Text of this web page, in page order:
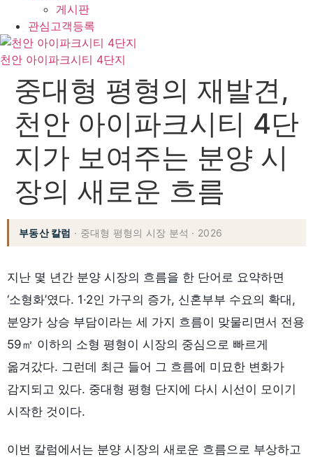
게시판
관심고객등록
천안 아이파크시티 4단지
중대형 평형의 재발견,
천안 아이파크시티 4단
지가 보여주는 분양 시
장의 새로운 흐름
부동산 칼럼 · 중대형 평형의 시장 분석 · 2026
지난 몇 년간 분양 시장의 흐름을 한 단어로 요약하면
‘소형화’였다. 1·2인 가구의 증가, 신혼부부 수요의 확대,
분양가 상승 부담이라는 세 가지 흐름이 맞물리면서 전용
59㎡ 이하의 소형 평형이 시장의 중심으로 빠르게
옮겨갔다. 그런데 최근 들어 그 흐름에 미묘한 변화가
감지되고 있다. 중대형 평형 단지에 다시 시선이 모이기
시작한 것이다.
이번 칼럼에서는 분양 시장의 새로운 흐름으로 부상하고